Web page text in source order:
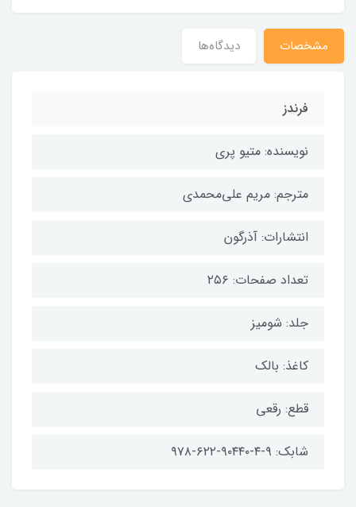
مشخصات دیدگاه‌ها
فرندز
نویسنده: متیو پری
مترجم: مریم علی‌محمدی
انتشارات: آذرگون
تعداد صفحات: ۲۵۶
جلد: شومیز
کاغذ: بالک
قطع: رقعی
شابک: ۹-۴-۹۰۴۴۰-۶۲۲-۹۷۸